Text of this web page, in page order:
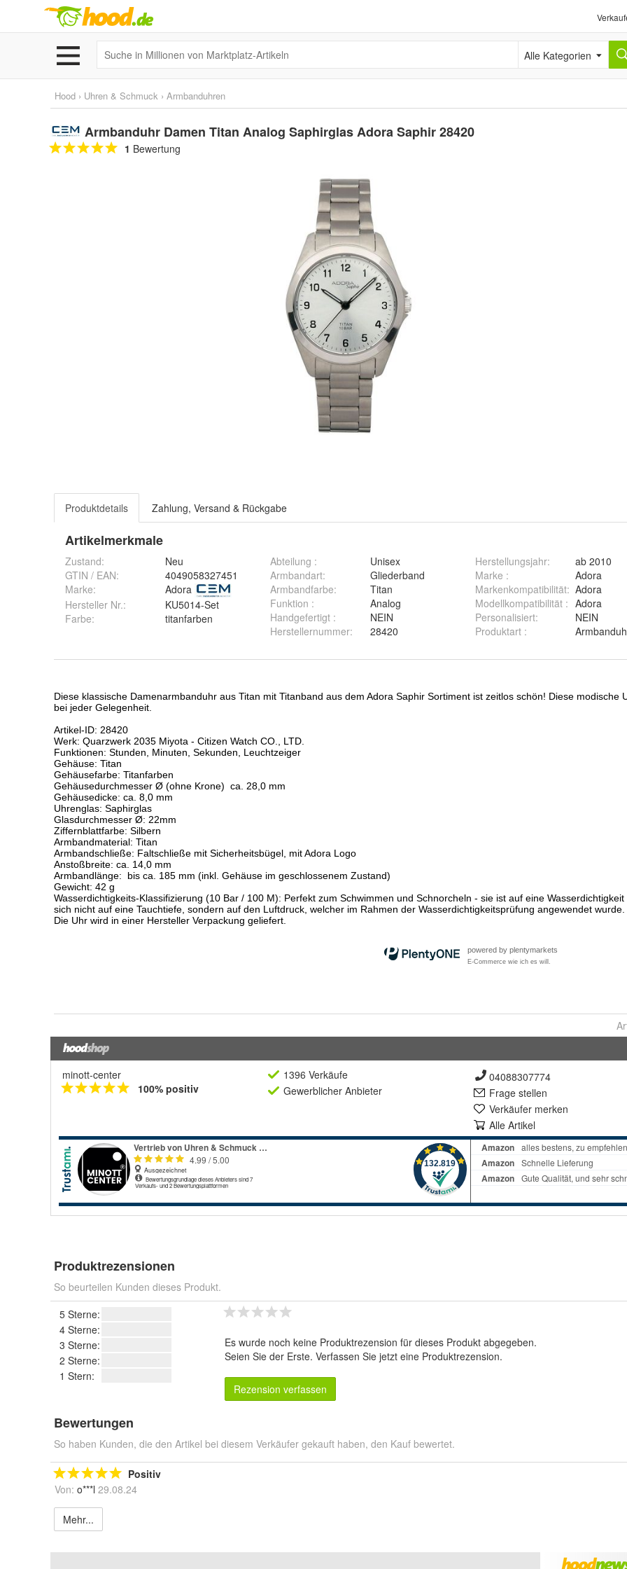
Alle Kategorien
Hood › Uhren & Schmuck › Armbanduhren
Armbanduhr Damen Titan Analog Saphirglas Adora Saphir 28420
1 Bewertung
Produktdetails Zahlung, Versand & Rückgabe
Artikelmerkmale
Zustand:
Neu
GTIN / EAN:
4049058327451
Marke:
Adora
Hersteller Nr.:
KU5014-Set
Farbe: titanfarben
Abteilung :
Unisex
Armbandart:
Gliederband
Armbandfarbe:
Titan
Funktion :
Analog
Handgefertigt :
NEIN
Herstellernummer: 28420
Herstellungsjahr:
ab 2010
Marke :
Adora
Markenkompatibilität: Adora
Modellkompatibilität : Adora
Personalisiert:
NEIN
Produktart :
minott-center
100% positiv
1396 Verkäufe
Gewerblicher Anbieter
04088307774
Frage stellen
Verkäufer merken
Alle Artikel
Produktrezensionen
So beurteilen Kunden dieses Produkt.
5 Sterne:
4 Sterne:
3 Sterne:
2 Sterne:
1 Stern:
Es wurde noch keine Produktrezension für dieses Produkt abgegeben.
Seien Sie der Erste. Verfassen Sie jetzt eine Produktrezension.
Rezension verfassen
Bewertungen
So haben Kunden, die den Artikel bei diesem Verkäufer gekauft haben, den Kauf bewertet.
Positiv
Von: o***l 29.08.24
Mehr...